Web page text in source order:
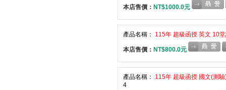
本店售價： NT$1000.0元
產品名稱： 115年 超級函授 英文 10
本店售價： NT$800.0元
產品名稱：
115年 超級函授 國文(測
4